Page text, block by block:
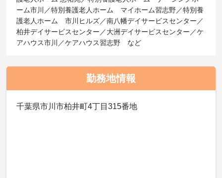
ーム市川／特別養護老人ホーム マイホーム習志野／特別養
護老人ホーム 市川ヒルズ／南八幡デイサービスセンター／
柏井デイサービスセンター／大洲デイサービスセンター／ケ
アハウス市川／ケアハウス習志野 など
勤務地情報
千葉県市川市柏井町4丁目315番地